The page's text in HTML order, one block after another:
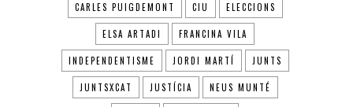
CARLES PUIGDEMONT CIU ELECCIONS
ELSA ARTADI FRANCINA VILA
INDEPENDENTISME JORDI MARTÍ JUNTS
JUNTSXCAT JUSTÍCIA NEUS MUNTÉ